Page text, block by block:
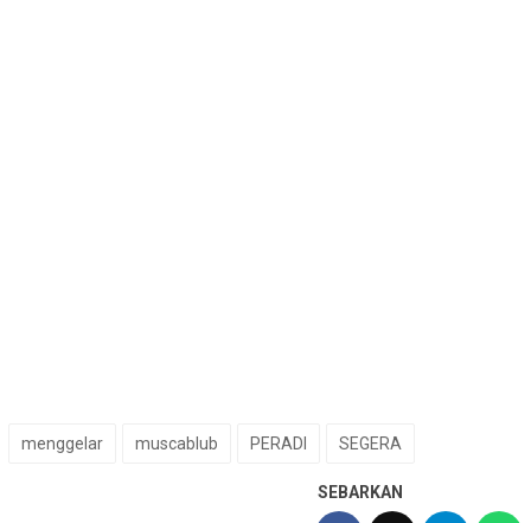
menggelar muscablub PERADI SEGERA
SEBARKAN